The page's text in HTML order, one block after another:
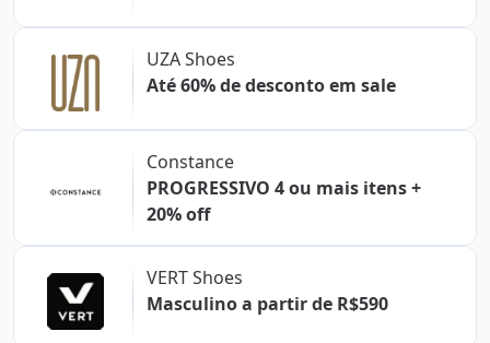
UZA Shoes
Até 60% de desconto em sale
Constance
PROGRESSIVO 4 ou mais itens +
20% off
VERT Shoes
Masculino a partir de R$590